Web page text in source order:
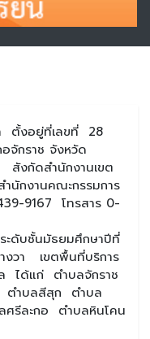
อยู่ที่เลขที่ 28
จักราช จังหวัด
งกัดสำนักงานเขต
นักงานคณะกรรมการ
9167 โทรสาร 0-
ะดับชั้นมัธยมศึกษาปีที่
วา เขตพื้นที่บริการ
ได้แก่ ตำบลจักราช
ตำบลสีสุก ตำบล
รีละกอ ตำบลหินโคน